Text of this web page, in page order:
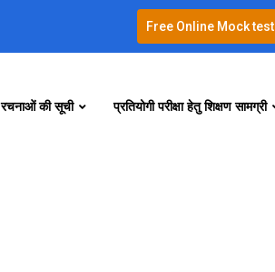
Free Online Mock test
रचनाओं की सूची प्रतियोगी परीक्षा हेतु शिक्षण सामग्री